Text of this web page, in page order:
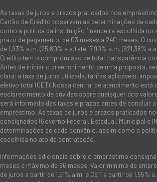
As taxas de juros e prazos praticados nos
Cartão de Crédito observam as determinações de
como a política da instituição financeira escolhida no
prazo de pagamento: de 03 meses a 240 meses. O
de 1,93% a.m. (25,80% a.a.) até 17,90% a.m. (621,38%
Crédito tem o compromisso de total transparência
Antes de iniciar o preenchimento de uma proposta,
clara: a taxa de juros utilizada, tarifas aplicáveis,
efetivo total (CET). Nossa central de atendimento está
esclarecimento de dúvidas sobre quaisquer dos
será informado das taxas e prazos antes de concluir
empréstimo. As taxas de juros e prazos praticados
consignados (Governo Federal, Estadual, Municipal e
determinações de cada convênio, assim como a
escolhida no ato da contratação.
Informações adicionais sobre o empréstimo
meses e máximo de 96 meses. Valor mínimo de
de juros a partir de 1,51% a.m. e CET a partir de 1,55%